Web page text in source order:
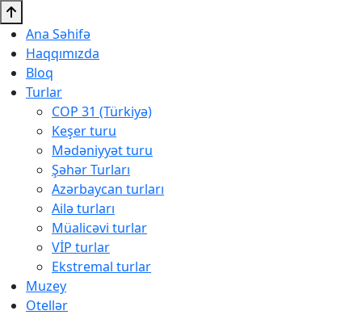
Ana Səhifə
Haqqımızda
Bloq
Turlar
COP 31 (Türkiyə)
Keşer turu
Mədəniyyət turu
Şəhər Turları
Azərbaycan turları
Ailə turları
Müalicəvi turlar
VİP turlar
Ekstremal turlar
Muzey
Otellər